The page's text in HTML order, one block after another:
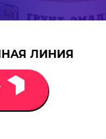
ЛИНИЯ